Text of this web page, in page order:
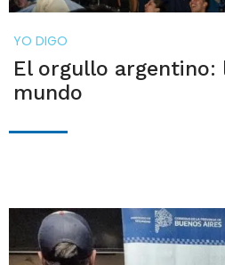
YO DIGO
El orgullo argentino:
mundo